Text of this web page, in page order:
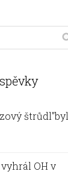
štrůdl"byl
OH v